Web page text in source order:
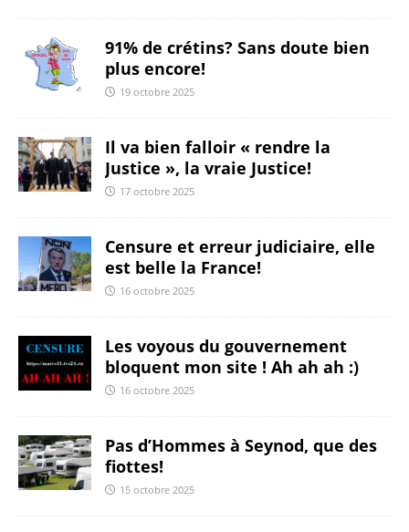
91% de crétins? Sans doute bien
plus encore!
19 octobre 2025
Il va bien falloir « rendre la
Justice », la vraie Justice!
17 octobre 2025
Censure et erreur judiciaire, elle
est belle la France!
16 octobre 2025
Les voyous du gouvernement
bloquent mon site ! Ah ah ah :)
16 octobre 2025
Pas d’Hommes à Seynod, que des
fiottes!
15 octobre 2025